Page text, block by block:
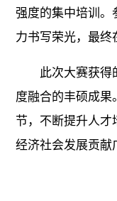
强度的集中培训。
力书写荣光，最终
此次大赛获得
度融合的丰硕成果
节，不断提升人才
经济社会发展贡献